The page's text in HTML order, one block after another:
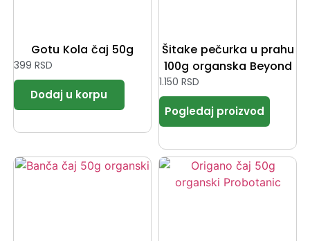
Gotu Kola čaj 50g
399 RSD
Šitake pečurka u prahu
100g organska Beyond
1.150 RSD